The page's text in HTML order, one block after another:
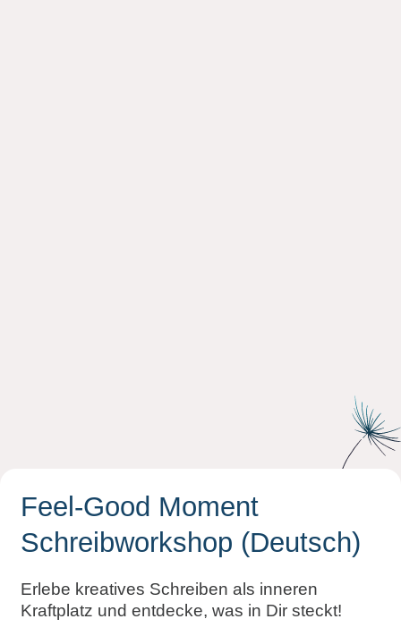
Feel-Good Moment
Schreibworkshop (Deutsch)
Erlebe kreatives Schreiben als inneren
Kraftplatz und entdecke, was in Dir steckt!